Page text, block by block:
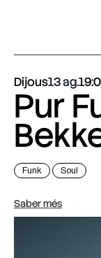
Dijous13 ag.
Pur
Funk Soul
Saber més